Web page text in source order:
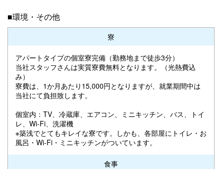
■環境・その他
寮
アパートタイプの個室寮完備（勤務地まで徒歩3分）
当社スタッフさんは実質寮費無料となります。（光熱費込
み）
寮費は、1か月あたり15,000円となりますが、就業期間中は
当社にて負担致します。
個室内：TV、冷蔵庫、エアコン、ミニキッチン、バス、トイ
レ、Wi-Fi、洗濯機
※築浅でとてもキレイな寮です。しかも、各部屋にトイレ・お
風呂・Wi-Fi・ミニキッチンがついています。
食事